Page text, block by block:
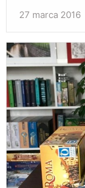
Opublikowane
27 marca 2016